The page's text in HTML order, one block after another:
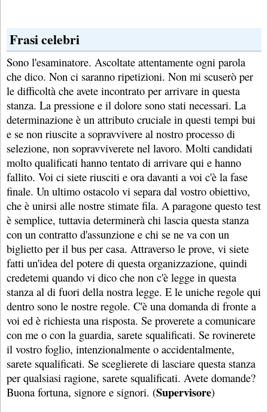
Frasi celebri
Sono l'esaminatore. Ascoltate attentamente ogni parola
che dico. Non ci saranno ripetizioni. Non mi scuserò per
le difficoltà che avete incontrato per arrivare in questa
stanza. La pressione e il dolore sono stati necessari. La
determinazione è un attributo cruciale in questi tempi bui
e se non riuscite a sopravvivere al nostro processo di
selezione, non sopravviverete nel lavoro. Molti candidati
molto qualificati hanno tentato di arrivare qui e hanno
fallito. Voi ci siete riusciti e ora davanti a voi c'è la fase
finale. Un ultimo ostacolo vi separa dal vostro obiettivo,
che è unirsi alle nostre stimate fila. A paragone questo test
è semplice, tuttavia determinerà chi lascia questa stanza
con un contratto d'assunzione e chi se ne va con un
biglietto per il bus per casa. Attraverso le prove, vi siete
fatti un'idea del potere di questa organizzazione, quindi
credetemi quando vi dico che non c'è legge in questa
stanza al di fuori della nostra legge. E le uniche regole qui
dentro sono le nostre regole. C'è una domanda di fronte a
voi ed è richiesta una risposta. Se proverete a comunicare
con me o con la guardia, sarete squalificati. Se rovinerete
il vostro foglio, intenzionalmente o accidentalmente,
sarete squalificati. Se sceglierete di lasciare questa stanza
per qualsiasi ragione, sarete squalificati. Avete domande?
Buona fortuna, signore e signori. (Supervisore)